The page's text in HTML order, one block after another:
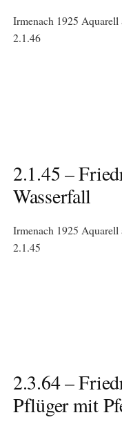
Irmenach 1925
2.1.46
2.1.45 –
Wasserfall
Irmenach 1925
2.1.45
2.3.64 –
Pflüger mit